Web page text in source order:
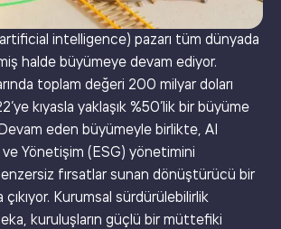
intelligence) pazarı tüm dünyada
halde büyümeye devam ediyor.
toplam değeri 200 milyar doları
kıyasla yaklaşık %50’lik bir büyüme
eden büyümeyle birlikte, AI
Yönetişim (ESG) yönetimini
fırsatlar sunan dönüştürücü bir
Kurumsal sürdürülebilirlik
kuruluşların güçlü bir müttefiki